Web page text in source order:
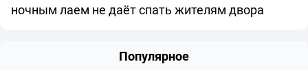
ночным лаем не даёт спать жителям двора
Популярное